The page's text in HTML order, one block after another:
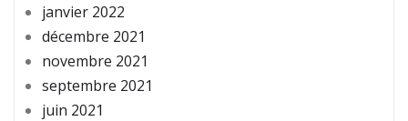
janvier 2022
décembre 2021
novembre 2021
septembre 2021
juin 2021